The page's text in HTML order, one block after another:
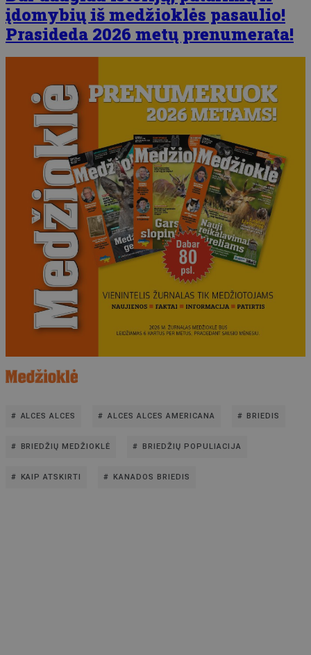
įdomybių iš medžioklės pasaulio!
Prasideda 2026 metų prenumerata!
ALCES ALCES ALCES ALCES AMERICANA BRIEDIS
BRIEDŽIŲ MEDŽIOKLĖ BRIEDŽIŲ POPULIACIJA
KAIP ATSKIRTI KANADOS BRIEDIS